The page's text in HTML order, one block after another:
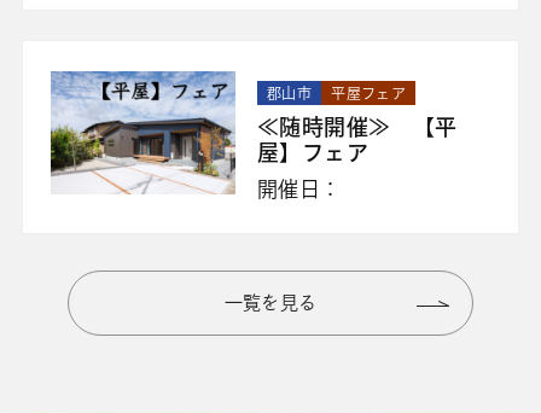
郡山市 平屋フェア
≪随時開催≫ 【平
屋】フェア
開催日：
一覧を見る